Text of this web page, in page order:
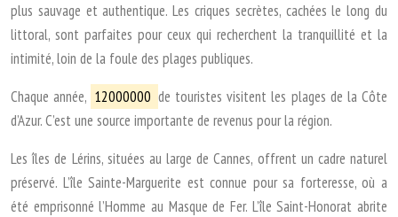
plus sauvage et authentique. Les criques secrètes, cachées le long du
littoral, sont parfaites pour ceux qui recherchent la tranquillité et la
intimité, loin de la foule des plages publiques.
Chaque année, 12000000 de touristes visitent les plages de la Côte
d’Azur. C’est une source importante de revenus pour la région.
Les îles de Lérins, situées au large de Cannes, offrent un cadre naturel
préservé. L’île Sainte-Marguerite est connue pour sa forteresse, où a
été emprisonné l’Homme au Masque de Fer. L’île Saint-Honorat abrite